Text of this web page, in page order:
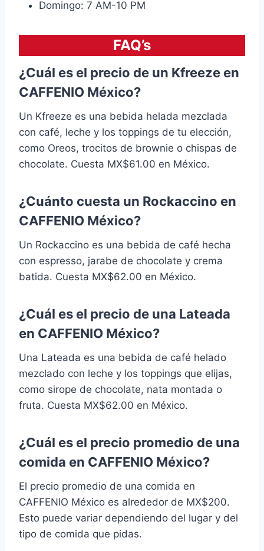
Domingo: 7 AM-10 PM
FAQ’s
¿Cuál es el precio de un Kfreeze en
CAFFENIO México?
Un Kfreeze es una bebida helada mezclada
con café, leche y los toppings de tu elección,
como Oreos, trocitos de brownie o chispas de
chocolate. Cuesta MX$61.00 en México.
¿Cuánto cuesta un Rockaccino en
CAFFENIO México?
Un Rockaccino es una bebida de café hecha
con espresso, jarabe de chocolate y crema
batida. Cuesta MX$62.00 en México.
¿Cuál es el precio de una Lateada
en CAFFENIO México?
Una Lateada es una bebida de café helado
mezclado con leche y los toppings que elijas,
como sirope de chocolate, nata montada o
fruta. Cuesta MX$62.00 en México.
¿Cuál es el precio promedio de una
comida en CAFFENIO México?
El precio promedio de una comida en
CAFFENIO México es alrededor de MX$200.
Esto puede variar dependiendo del lugar y del
tipo de comida que pidas.